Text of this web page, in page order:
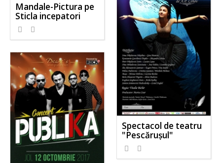
Mandale-Pictura pe
Sticla incepatori
Spectacol de teatru
"Pescărușul"